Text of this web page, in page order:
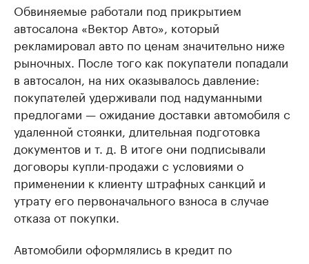
Обвиняемые работали под прикрытием
автосалона «Вектор Авто», который
рекламировал авто по ценам значительно ниже
рыночных. После того как покупатели попадали
в автосалон, на них оказывалось давление:
покупателей удерживали под надуманными
предлогами — ожидание доставки автомобиля с
удаленной стоянки, длительная подготовка
документов и т. д. В итоге они подписывали
договоры купли-продажи с условиями о
применении к клиенту штрафных санкций и
утрату его первоначального взноса в случае
отказа от покупки.
Автомобили оформлялись в кредит по